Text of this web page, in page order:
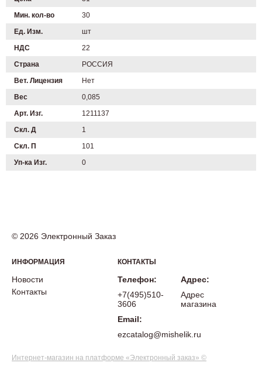
Мин. кол-во
30
Ед. Изм.
шт
НДС
22
Страна
РОССИЯ
Вет. Лицензия
Нет
Вес
0,085
Арт. Изг.
1211137
Скл. Д
1
Скл. П
101
Уп-ка Изг.
0
© 2026 Электронный Заказ
ИНФОРМАЦИЯ
Новости
Контакты
КОНТАКТЫ
Телефон:
+7(495)510-
3606
Email:
ezcatalog@mishelik.ru
Адрес:
Адрес
магазина
Интернет-магазин на платформе «Электронный заказ» ©